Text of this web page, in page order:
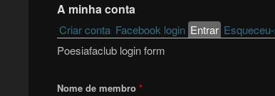
A minha conta
Primary tabs
Criar conta Facebook login Entrar(active tab)
Poesiafaclub login form
Nome de membro *